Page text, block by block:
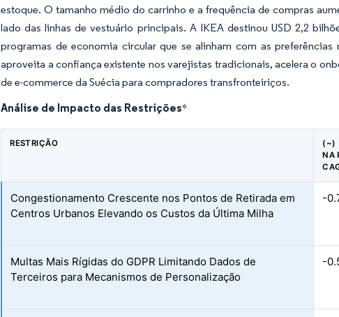
estoque. O tamanho médio do carrinho e a frequência de compras
lado das linhas de vestuário principais. A IKEA destinou USD 2,2
programas de economia circular que se alinham com as
aproveita a confiança existente nos varejistas tradicionais, acelera o
de e-commerce da Suécia para compradores transfronteiriços.
Análise de Impacto das Restrições*
RESTRIÇÃO
(~)
NA
Congestionamento Crescente nos Pontos de Retirada em
Centros Urbanos Elevando os Custos da Última Milha
-
Multas Mais Rígidas do GDPR Limitando Dados de
Terceiros para Mecanismos de Personalização
-